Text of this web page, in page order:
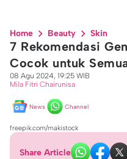
Home Beauty Skin
7 Rekomendasi
Cocok untuk
08 Agu 2024, 19:25 WIB
Mila Fitri Chairunisa
News Channel
freepik.com/makistock
Share Article